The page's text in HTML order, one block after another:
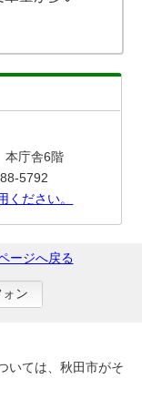
庁舎6階
5792
ください。
ージへ戻る
ン
いては、秋田市がそ